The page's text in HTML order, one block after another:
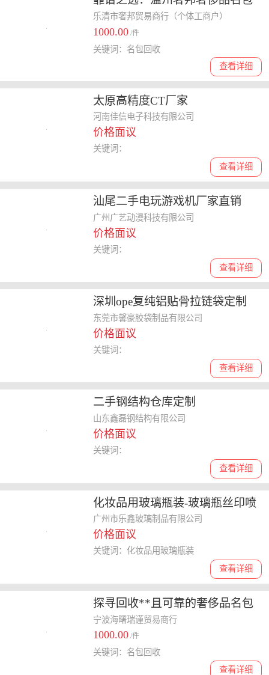
回收
乐清市奢邦贸易商行（个体工商户）
1000.00 /件
查看详细
关键词：名包回收
太原高精度CT厂家
河南佳信电子科技有限公司
价格面议
查看详细
关键词：
汕尾二手电玩游戏机厂家直销
广州广艺动漫科技有限公司
价格面议
查看详细
关键词：
深圳ope复纯铝贴骨拉链袋定制
东莞市馨豪胶袋制品有限公司
价格面议
查看详细
关键词：
二手钢结构仓库定制
山东鑫磊钢结构有限公司
价格面议
查看详细
关键词：
化妆品用玻璃瓶装-玻璃瓶丝印喷
涂厂家-欢迎选购
广州市乐鑫玻璃制品有限公司
价格面议
查看详细
关键词：化妆品用玻璃瓶装
探寻回收**且可靠的奢侈品名包
回收公司
宁波海曙瑞谨贸易商行
1000.00 /件
查看详细
关键词：名包回收